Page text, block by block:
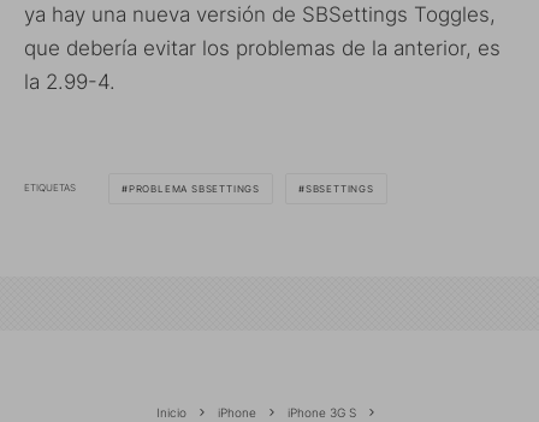
ya hay una nueva versión de SBSettings Toggles,
que debería evitar los problemas de la anterior, es
la 2.99-4.
ETIQUETAS PROBLEMA SBSETTINGS SBSETTINGS
Inicio iPhone
iPhone 3G S